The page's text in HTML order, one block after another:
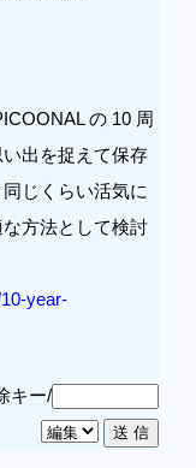
の 10 周
出を捉えて保存
じくらい活気に
方法として検討
year-
キー/